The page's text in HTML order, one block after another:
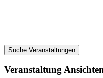
Suche Veranstaltungen
Veranstaltung